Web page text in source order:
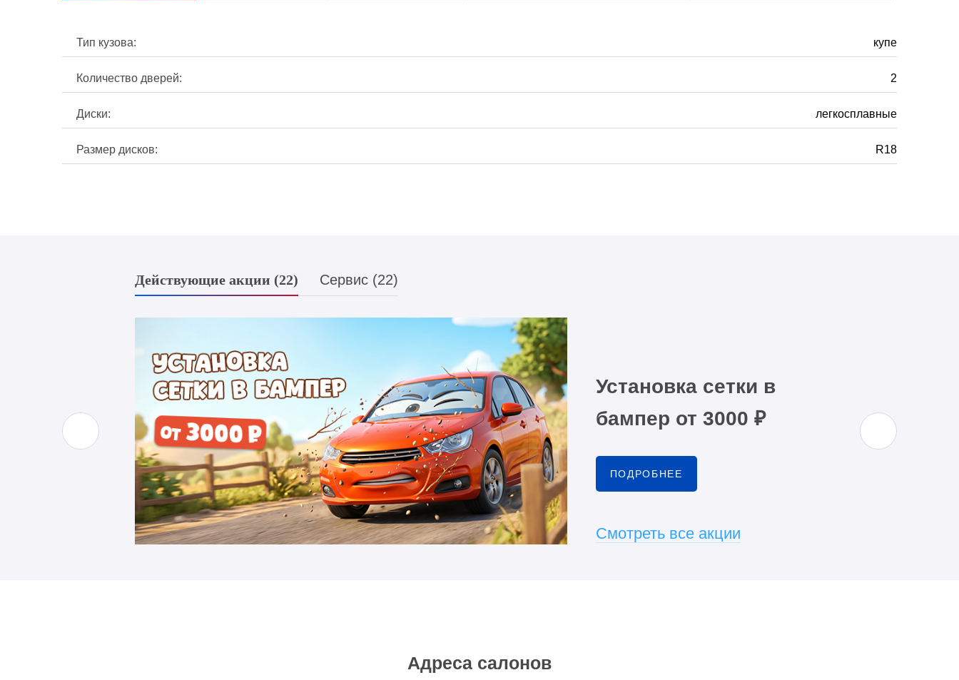
Тип кузова: купе
Количество дверей: 2
Диски: легкосплавные
Размер дисков: R18
Действующие акции (22) Сервис (22)
Установка сетки в
бампер от 3000 ₽
ПОДРОБНЕЕ
Смотреть все акции
Адреса салонов